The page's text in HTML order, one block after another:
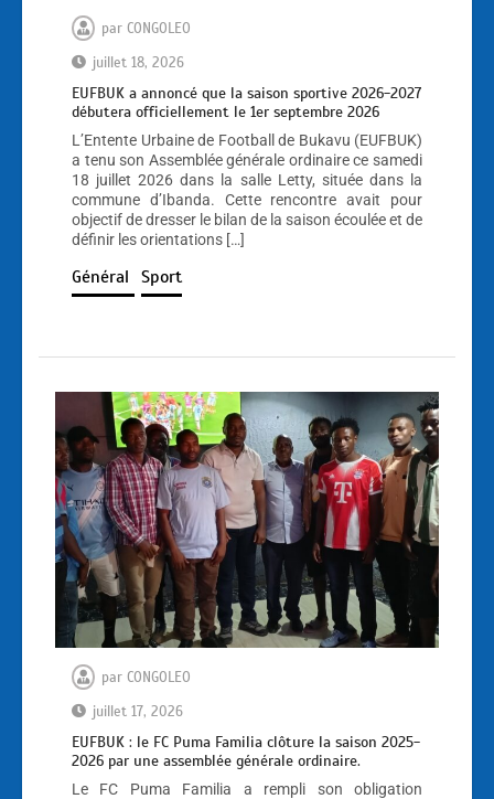
par CONGOLEO
juillet 18, 2026
EUFBUK a annoncé que la saison sportive 2026-2027
débutera officiellement le 1er septembre 2026
L’Entente Urbaine de Football de Bukavu (EUFBUK)
a tenu son Assemblée générale ordinaire ce samedi
18 juillet 2026 dans la salle Letty, située dans la
commune d’Ibanda. Cette rencontre avait pour
objectif de dresser le bilan de la saison écoulée et de
définir les orientations […]
Général Sport
par CONGOLEO
juillet 17, 2026
EUFBUK : le FC Puma Familia clôture la saison 2025-
2026 par une assemblée générale ordinaire.
Le FC Puma Familia a rempli son obligation